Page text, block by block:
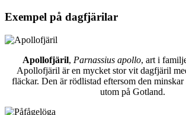
Exempel på dagfjärilar
Apollofjäril, Parnassius apollo, art i
Apollofjäril är en mycket stor vit dagfjäril
fläckar. Den är rödlistad eftersom den
utom på Gotland.